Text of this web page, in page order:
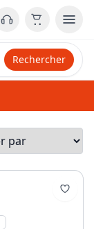
Rechercher